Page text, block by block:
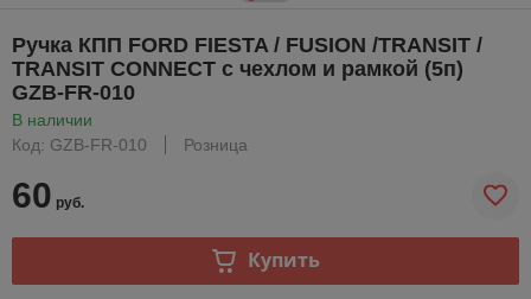
Ручка КПП FORD FIESTA / FUSION /TRANSIT /
TRANSIT CONNECT с чехлом и рамкой (5п)
GZB-FR-010
В наличии
Код: GZB-FR-010
Розница
60 руб.
Купить